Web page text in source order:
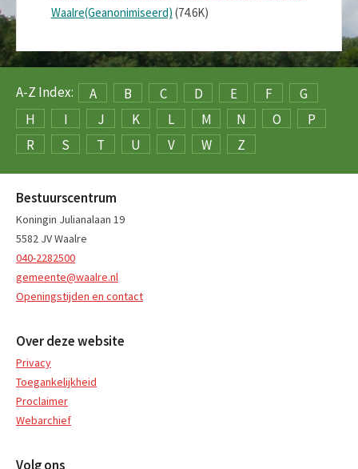
Waalre(Geanonimiseerd) (74.6K)
A-Z Index: A B C D E F
G
H
I J K L M N O
P
R
S T U V W Z
Bestuurscentrum
Koningin Julianalaan 19
5582 JV Waalre
040-2282500
gemeente@waalre.nl
Openingstijden en contact
Over deze website
Privacy
Toegankelijkheid
Proclaimer
Webarchief
Volg ons